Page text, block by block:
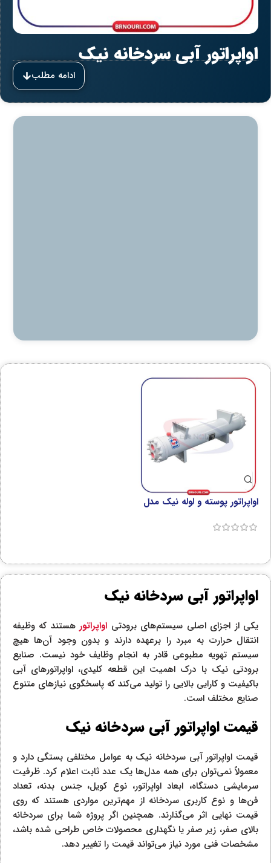
اواپراتور آبی سردخانه نیک
ادامه مطلب
اواپراتور پوسته و لوله نیک مدل
اواپراتور آبی سردخانه نیک
یکی از اجزای اصلی سیستم‌های برودتی اواپراتور هستند که وظیفه
انتقال حرارت به مبرد را برعهده دارند و بدون وجود آن‌ها هیچ
سیستم تهویه مطبوعی قادر به انجام وظایف خود نیست. صنایع
برودتی نیک با درک اهمیت این قطعه کلیدی، اواپراتورهای آبی
باکیفیت و کارایی بالایی را تولید می‌کند که پاسخگوی نیازهای متنوع
صنایع مختلف است.
قیمت اواپراتور آبی سردخانه نیک
قیمت اواپراتور آبی سردخانه نیک به عوامل مختلفی بستگی دارد و
معمولاً نمی‌توان برای همه مدل‌ها یک عدد ثابت اعلام کرد. ظرفیت
سرمایشی دستگاه، ابعاد اواپراتور، نوع کویل، جنس بدنه، تعداد
فن‌ها و نوع کاربری سردخانه از مهم‌ترین مواردی هستند که روی
قیمت نهایی اثر می‌گذارند. همچنین اگر پروژه شما برای سردخانه
بالای صفر، زیر صفر یا نگهداری محصولات خاص طراحی شده باشد،
مشخصات فنی مورد نیاز می‌تواند قیمت را تغییر دهد.